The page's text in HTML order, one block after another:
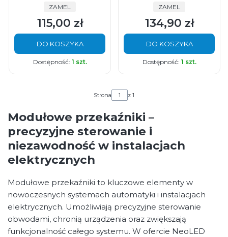
PRODUCENT
ZAMEL
Cena
115,00 zł
DO KOSZYKA
Dostępność: 1 szt.
PRODUCENT
ZAMEL
Cena
134,90 zł
DO KOSZYKA
Dostępność: 1 szt.
Strona z 1
Modułowe przekaźniki –
precyzyjne sterowanie i
niezawodność w instalacjach
elektrycznych
Modułowe przekaźniki to kluczowe elementy w
nowoczesnych systemach automatyki i instalacjach
elektrycznych. Umożliwiają precyzyjne sterowanie
obwodami, chronią urządzenia oraz zwiększają
funkcjonalność całego systemu. W ofercie NeoLED